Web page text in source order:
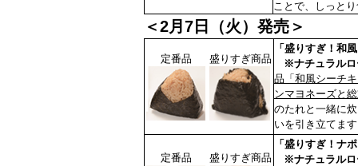
ことで、しっと
＜2月7日（火）発売＞
定番品 盛りすぎ商品
「盛りすぎ！和
※ナチュラルロ
品「和風シーチ
ンマヨネーズと
のたれと一緒に
いを引き立てま
定番品 盛りすぎ商品
「盛りすぎ！ナ
※ナチュラルロ